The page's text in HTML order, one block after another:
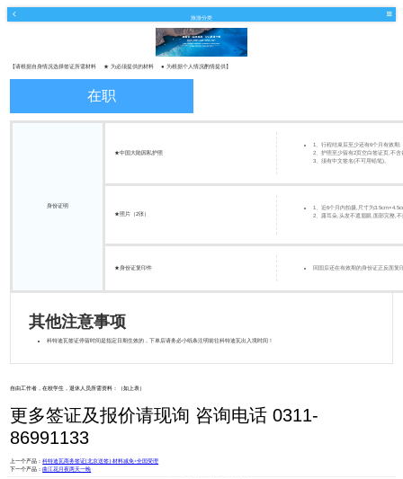
旅游分类
【请根据自身情况选择签证所需材料 ★ 为必须提供的材料 ● 为根据个人情况酌情提供】
在职
身份证明
★中国大陆因私护照
1、行程结束后至少还有6个月有效期;
2、护照至少留有2页空白签证页,不
3、须有中文签名(不可用铅笔)。
★照片（2张）
1、近6个月内拍摄,尺寸为
2、露耳朵,头发不遮眉眼,面部完整,不
★身份证复印件 回国后还在有效期的身份证正反面复
其他注意事项
科特迪瓦签证停留时间是指定日期生效的，下单后请务必小纸条注明前往科特迪瓦出入境时间！
自由工作者，在校学生，退休人员所需资料：（如上表）
更多签证及报价请现询 咨询电话 0311-
86991133
上一个产品：科特迪瓦商务签证[北京送签]·材料减免+全国受理
下一个产品：曲江花月夜两天一晚